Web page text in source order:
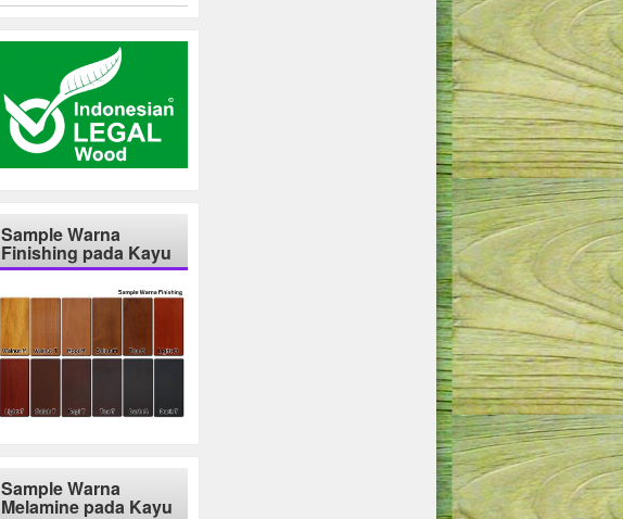
Sample Warna
Finishing pada Kayu
Sample Warna
Melamine pada Kayu